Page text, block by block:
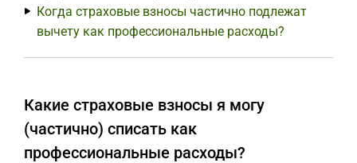
Когда страховые взносы частично подлежат
вычету как профессиональные расходы?
Какие страховые взносы я могу
(частично) списать как
профессиональные расходы?